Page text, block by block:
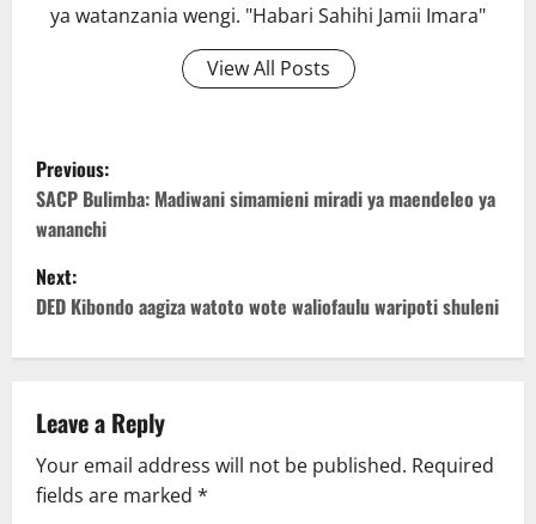
ya watanzania wengi. "Habari Sahihi Jamii Imara"
View All Posts
P
o
s
t
n
a
v
i
Previous:
SACP Bulimba: Madiwani simamieni miradi ya maendeleo ya
wananchi
Next:
DED Kibondo aagiza watoto wote waliofaulu waripoti shuleni
Leave a Reply
Your email address will not be published. Required
fields are marked *